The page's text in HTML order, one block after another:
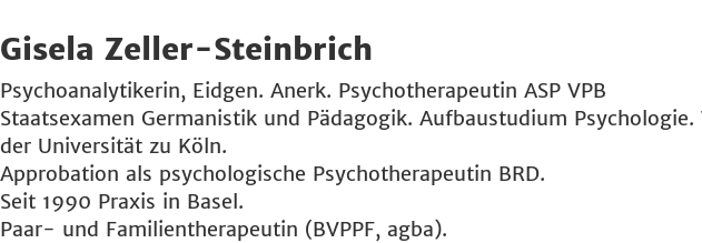
Gisela Zeller-Steinbrich
Psychoanalytikerin, Eidgen. Anerk. Psychotherapeutin ASP VPB
Staatsexamen Germanistik und Pädagogik. Aufbaustudium
der Universität zu Köln.
Approbation als psychologische Psychotherapeutin BRD.
Seit 1990 Praxis in Basel.
Paar- und Familientherapeutin (BVPPF, agba).